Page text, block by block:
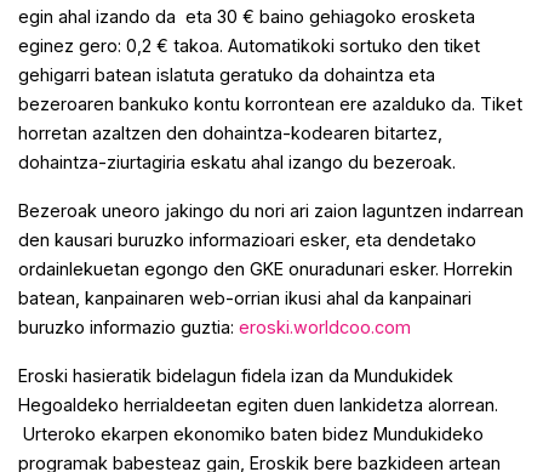
egin ahal izando da eta 30 € baino gehiagoko erosketa
eginez gero: 0,2 € takoa. Automatikoki sortuko den tiket
gehigarri batean islatuta geratuko da dohaintza eta
bezeroaren bankuko kontu korrontean ere azalduko da. Tiket
horretan azaltzen den dohaintza-kodearen bitartez,
dohaintza-ziurtagiria eskatu ahal izango du bezeroak.
Bezeroak uneoro jakingo du nori ari zaion laguntzen indarrean
den kausari buruzko informazioari esker, eta dendetako
ordainlekuetan egongo den GKE onuradunari esker. Horrekin
batean, kanpainaren web-orrian ikusi ahal da kanpainari
buruzko informazio guztia: eroski.worldcoo.com
Eroski hasieratik bidelagun fidela izan da Mundukidek
Hegoaldeko herrialdeetan egiten duen lankidetza alorrean.
Urteroko ekarpen ekonomiko baten bidez Mundukideko
programak babesteaz gain, Eroskik bere bazkideen artean